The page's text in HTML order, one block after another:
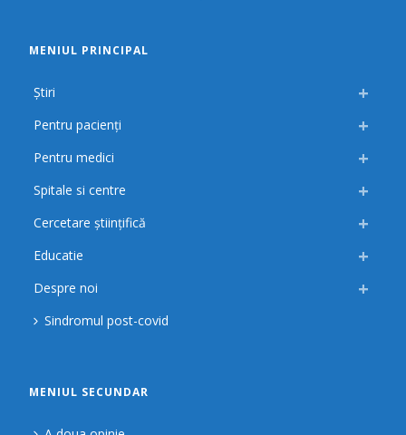
MENIUL PRINCIPAL
Știri
Pentru pacienți
Pentru medici
Spitale si centre
Cercetare științifică
Educatie
Despre noi
Sindromul post-covid
MENIUL SECUNDAR